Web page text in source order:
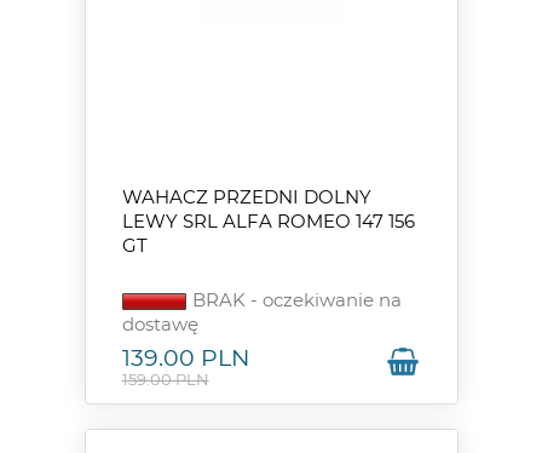
WAHACZ PRZEDNI DOLNY
LEWY SRL ALFA ROMEO 147 156
GT
BRAK - oczekiwanie na
dostawę
139.00 PLN
159.00 PLN